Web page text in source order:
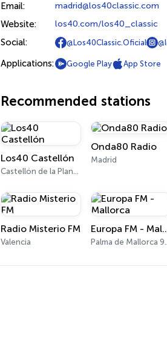
Email: madrid@los40classic.com
Website: los40.com/los40_classic
Social: @Los40Classic.Oficial
Applications: Google Play App Store
Recommended stations
Los40 Castellón
Castellón de la Plana 94.8 FM
Onda80 Radio
Madrid
Radio Misterio FM
Valencia
Europa
Palma